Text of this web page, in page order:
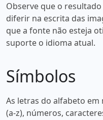
Observe que o
diferir na escrita das
que a fonte não esteja
suporte o idioma atual.
Símbolos
As letras do alfabeto em
(a-z), números,